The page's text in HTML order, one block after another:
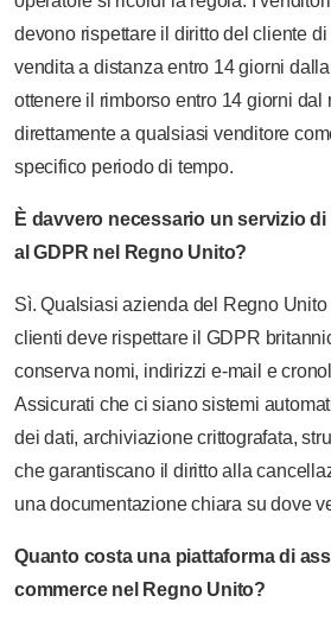
devono rispettare il diritto del cliente
vendita a distanza entro 14 giorni
ottenere il rimborso entro 14 giorni dal
direttamente a qualsiasi venditore
specifico periodo di tempo.
È davvero necessario un servizio
al GDPR nel Regno Unito?
Sì. Qualsiasi azienda del Regno
clienti deve rispettare il GDPR
conserva nomi, indirizzi e-mail e
Assicurati che ci siano sistemi
dei dati, archiviazione crittografata,
che garantiscano il diritto alla
una documentazione chiara su dove
Quanto costa una piattaforma di
commerce nel Regno Unito?